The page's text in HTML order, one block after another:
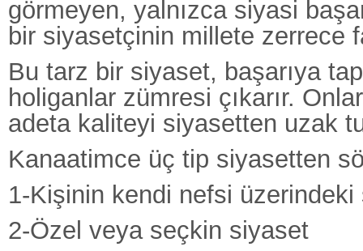
görmeyen, yalnızca siyasi
bir siyasetçinin millete zerrece
Bu tarz bir siyaset, başarıya
holiganlar zümresi çıkarır.
adeta kaliteyi siyasetten uzak
Kanaatimce üç tip siyasetten
1-Kişinin kendi nefsi üzerindeki
2-Özel veya seçkin siyaset